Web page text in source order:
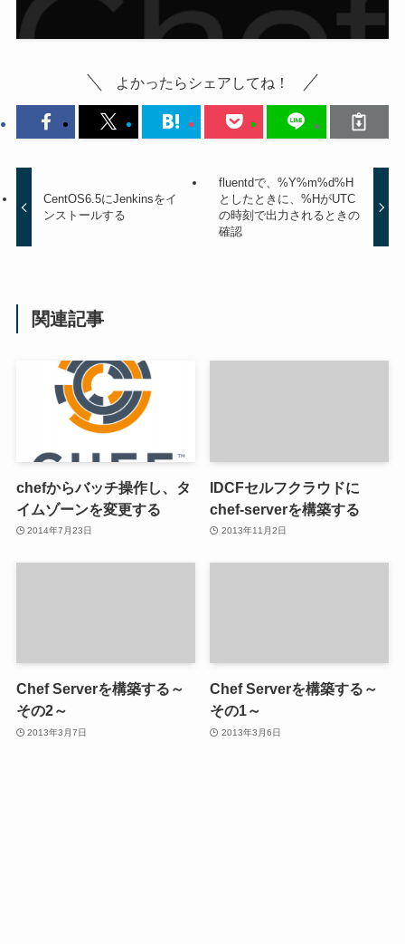
よかったらシェアしてね！
CentOS6.5にJenkinsをイ
ンストールする
fluentdで、%Y%m%d%H
としたときに、%HがUTC
の時刻で出力されるときの
確認
関連記事
chefからバッチ操作し、タ
イムゾーンを変更する
2014年7月23日
IDCFセルフクラウドに
chef-serverを構築する
2013年11月2日
Chef Serverを構築する～
その2～
2013年3月7日
Chef Serverを構築する～
その1～
2013年3月6日